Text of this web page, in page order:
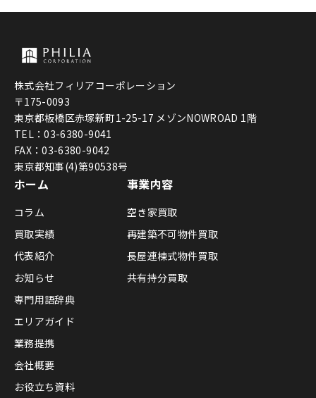
株式会社フィリアコーポレーション
〒175-0093
東京都板橋区赤塚新町1-25-17 メゾンNOWROAD 1階
TEL：03-6380-9041
FAX：03-6380-9042
東京都知事(4)第90538号
ホーム
コラム
買取実績
代表紹介
お知らせ
専門用語辞典
エリアガイド
業務提携
会社概要
お役立ち資料
事業内容
空き家買取
再建築不可物件買取
長屋連棟式物件買取
共有持分買取